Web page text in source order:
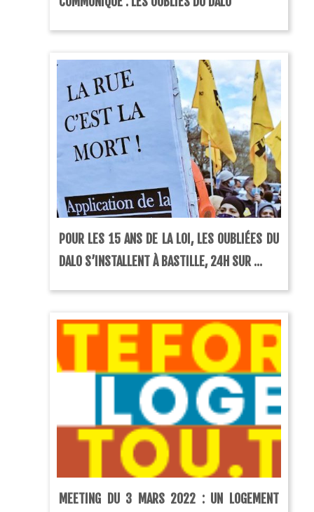
POUR LES 15 ANS DE LA LOI, LES OUBLIÉES DU
DALO S’INSTALLENT À BASTILLE, 24H SUR ...
MEETING DU 3 MARS 2022 : UN LOGEMENT